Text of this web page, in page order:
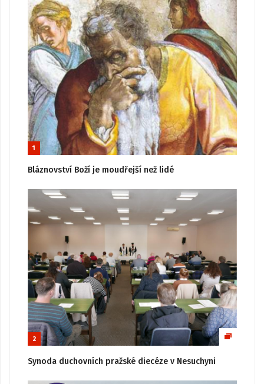
1
Bláznovství Boží je moudřejší než lidé
2
Synoda duchovních pražské diecéze v Nesuchyni